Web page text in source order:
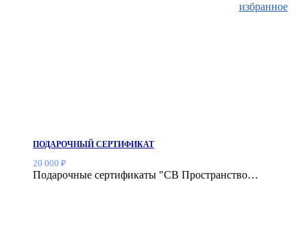
избранное
ПОДАРОЧНЫЙ СЕРТИФИКАТ
20 000 ₽
Подарочные сертификаты "СВ Пространство…